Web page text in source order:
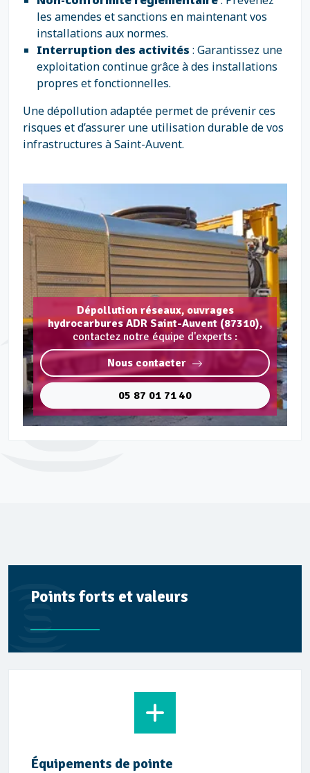
les amendes et sanctions en maintenant vos
installations aux normes.
Interruption des activités : Garantissez une
exploitation continue grâce à des installations
propres et fonctionnelles.
Une dépollution adaptée permet de prévenir ces
risques et d’assurer une utilisation durable de vos
infrastructures à Saint-Auvent.
Dépollution réseaux, ouvrages
hydrocarbures ADR Saint-Auvent (87310),
contactez notre équipe d'experts :
Nous contacter
05 87 01 71 40
Points forts et valeurs
Équipements de pointe